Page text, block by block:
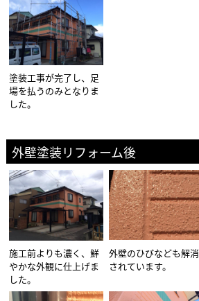
塗装工事が完了し、足
場を払うのみとなりま
した。
外壁塗装リフォーム後
施工前よりも濃く、鮮
やかな外観に仕上げま
した。
外壁のひびなども解消
されています。